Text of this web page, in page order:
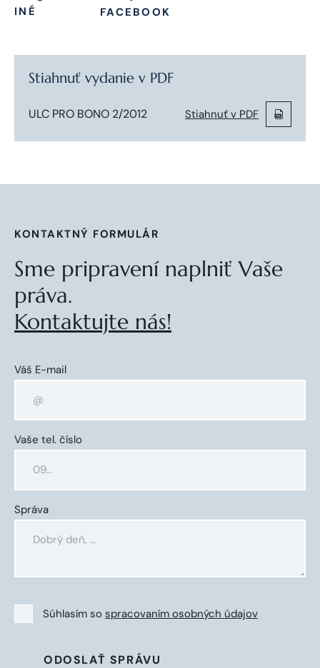
INÉ
FACEBOOK
Stiahnuť vydanie v PDF
ULC PRO BONO 2/2012 Stiahnuť v PDF
KONTAKTNÝ FORMULÁR
Sme pripravení naplniť Vaše
práva.
Kontaktujte nás!
Váš E-mail
Vaše tel. číslo
Správa
Súhlasím so spracovaním osobných údajov
ODOSLAŤ SPRÁVU